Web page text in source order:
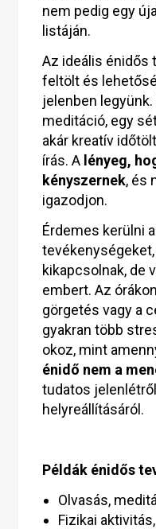
nem pedig egy
listáján.
Az ideális énidős
feltölt és
jelenben
meditáció, egy
akár kreatív
írás. A lényeg,
kényszernek, és
igazodjon.
Érdemes kerülni
kikapcsolnak, de
embert. Az
görgetés vagy a
gyakran több
okoz, mint
énidő nem a
tudatos
helyreállításáról.
Példák énidős
Olvasás,
Fizikai